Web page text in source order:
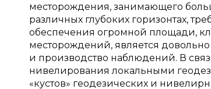
месторождения, занимающего
различных глубоких горизонтах,
обеспечения огромной площади,
месторождений, является
и производство наблюдений. В
нивелирования локальными
«кустов» геодезических и